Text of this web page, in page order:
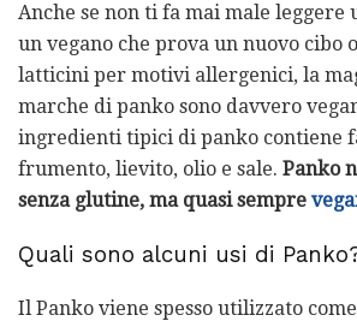
Anche se non ti fa mai male leggere
un vegano che prova un nuovo cibo
latticini per motivi allergenici, la
marche di panko sono davvero
ingredienti tipici di panko contiene
frumento, lievito, olio e sale. Panko
senza glutine, ma quasi sempre
Quali sono alcuni usi di
Il Panko viene spesso utilizzato